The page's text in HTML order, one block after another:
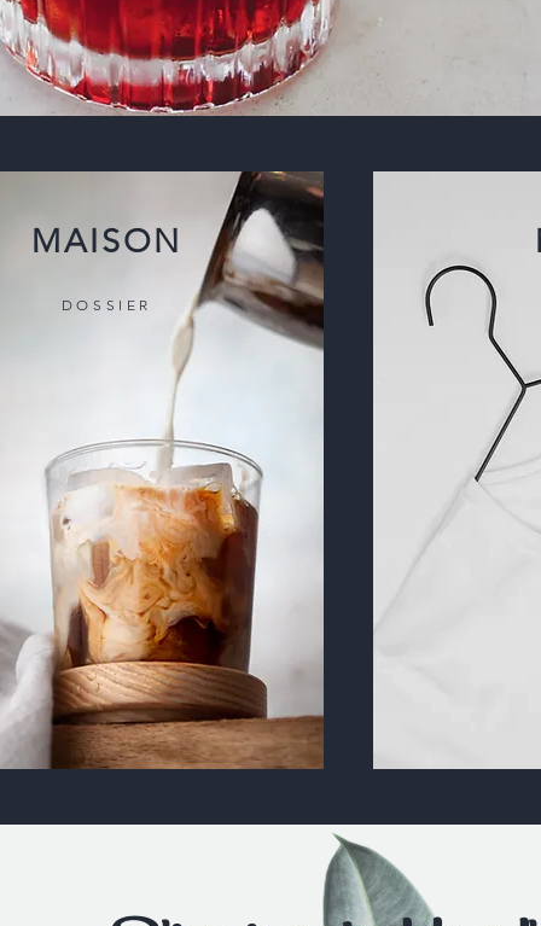
MAISON
DOSSIER